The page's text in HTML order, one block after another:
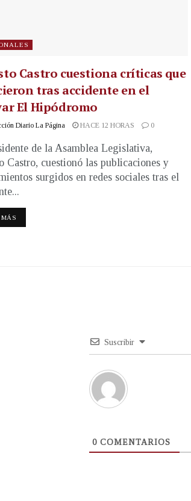
Castro cuestiona críticas que
tras accidente en el
El Hipódromo
Diario La Página HACE 12 HORAS 0
de la Asamblea Legislativa,
Castro, cuestionó las publicaciones y
surgidos en redes sociales tras el
Suscribir
0 COMENTARIOS